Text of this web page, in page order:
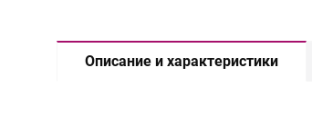
Описание и характеристики